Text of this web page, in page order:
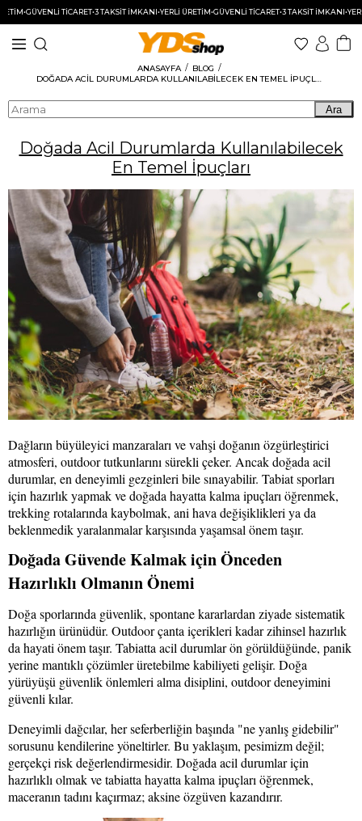
TİCARET•3 TAKSİT İMKANI•YERLİ ÜRETİM •GÜVENLİ TİCARET•3 TAKSİT İMKANI•YERLİ
ANASAYFA
BLOG
DOĞADA ACIL DURUMLARDA KULLANILABILECEK EN TEMEL İPUÇLARI
Ara
Doğada Acil Durumlarda Kullanılabilecek
En Temel İpuçları
Dağların büyüleyici manzaraları ve vahşi doğanın özgürleştirici
atmosferi, outdoor tutkunlarını sürekli çeker. Ancak doğada acil
durumlar, en deneyimli gezginleri bile sınayabilir. Tabiat sporları
için hazırlık yapmak ve doğada hayatta kalma ipuçları öğrenmek,
trekking rotalarında kaybolmak, ani hava değişiklikleri ya da
beklenmedik yaralanmalar karşısında yaşamsal önem taşır.
Doğada Güvende Kalmak için Önceden
Hazırlıklı Olmanın Önemi
Doğa sporlarında güvenlik, spontane kararlardan ziyade sistematik
hazırlığın ürünüdür. Outdoor çanta içerikleri kadar zihinsel hazırlık
da hayati önem taşır. Tabiatta acil durumlar ön görüldüğünde, panik
yerine mantıklı çözümler üretebilme kabiliyeti gelişir. Doğa
yürüyüşü güvenlik önlemleri alma disiplini, outdoor deneyimini
güvenli kılar.
Deneyimli dağcılar, her seferberliğin başında "ne yanlış gidebilir"
sorusunu kendilerine yöneltirler. Bu yaklaşım, pesimizm değil;
gerçekçi risk değerlendirmesidir. Doğada acil durumlar için
hazırlıklı olmak ve tabiatta hayatta kalma ipuçları öğrenmek,
maceranın tadını kaçırmaz; aksine özgüven kazandırır.